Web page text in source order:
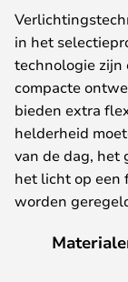
in het
technologie zijn
compacte
bieden extra
helderheid
van de dag, het
het licht op een
worden